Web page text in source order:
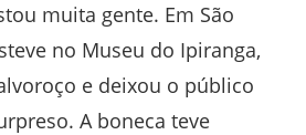
muita gente. Em São
no Museu do Ipiranga,
e deixou o público
A boneca teve